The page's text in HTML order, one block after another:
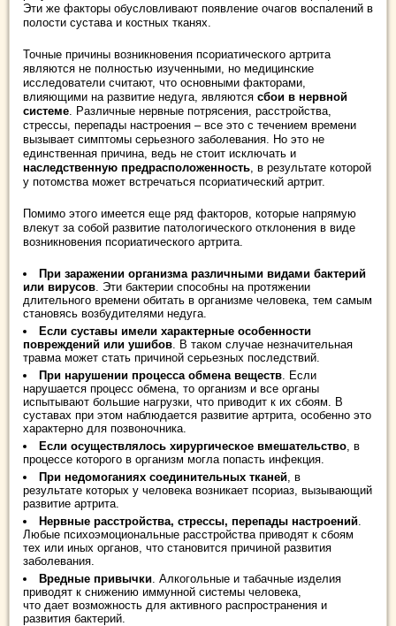
Эти же факторы обусловливают появление очагов воспалений в
полости сустава и костных тканях.
Точные причины возникновения псориатического артрита
являются не полностью изученными, но медицинские
исследователи считают, что основными факторами,
влияющими на развитие недуга, являются сбои в нервной
системе . Различные нервные потрясения, расстройства,
стрессы, перепады настроения – все это с течением времени
вызывает симптомы серьезного заболевания. Но это не
единственная причина, ведь не стоит исключать и
наследственную предрасположенность , в результате которой
у потомства может встречаться псориатический артрит.
Помимо этого имеется еще ряд факторов, которые напрямую
влекут за собой развитие патологического отклонения в виде
возникновения псориатического артрита.
При заражении организма различными видами бактерий
или вирусов . Эти бактерии способны на протяжении
длительного времени обитать в организме человека, тем самым
становясь возбудителями недуга.
Если суставы имели характерные особенности
повреждений или ушибов . В таком случае незначительная
травма может стать причиной серьезных последствий.
При нарушении процесса обмена веществ . Если
нарушается процесс обмена, то организм и все органы
испытывают большие нагрузки, что приводит к их сбоям. В
суставах при этом наблюдается развитие артрита, особенно это
характерно для позвоночника.
Если осуществлялось хирургическое вмешательство , в
процессе которого в организм могла попасть инфекция.
При недомоганиях соединительных тканей , в
результате которых у человека возникает псориаз, вызывающий
развитие артрита.
Нервные расстройства, стрессы, перепады настроений
Любые психоэмоциональные расстройства приводят к сбоям
тех или иных органов, что становится причиной развития
заболевания.
Вредные привычки . Алкогольные и табачные изделия
приводят к снижению иммунной системы человека,
что дает возможность для активного распространения и
развития бактерий.